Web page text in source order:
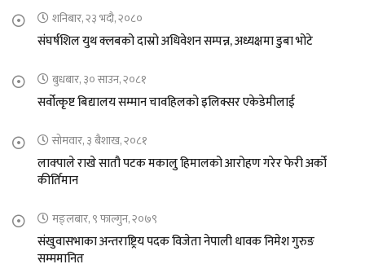
शनिबार, २३ भदौ, २०८०
संघर्षशिल युथ क्लबको दास्रो अधिवेशन सम्पन्न, अध्यक्षमा डुबा भोटे
बुधबार, ३० साउन, २०८१
सर्वोत्कृष्ट बिद्यालय सम्मान चावहिलको इलिक्सर एकेडेमीलाई
सोमवार, ३ बैशाख, २०८१
लाक्पाले राखे सातौ पटक मकालु हिमालको आरोहण गरेर फेरी अर्को
कीर्तिमान
मङ्लबार, ९ फाल्गुन, २०७९
संखुवासभाका अन्तराष्ट्रिय पदक विजेता नेपाली धावक निमेश गुरुङ
सम्ममानित